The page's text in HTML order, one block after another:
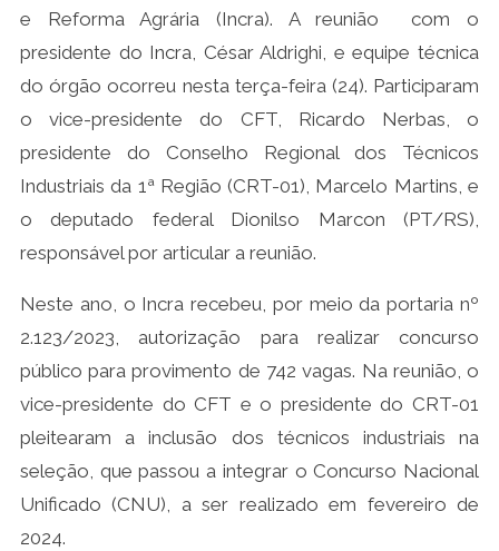
e Reforma Agrária (Incra). A reunião com o
presidente do Incra, César Aldrighi, e equipe técnica
do órgão ocorreu nesta terça-feira (24). Participaram
o vice-presidente do CFT, Ricardo Nerbas, o
presidente do Conselho Regional dos Técnicos
Industriais da 1ª Região (CRT-01), Marcelo Martins, e
o deputado federal Dionilso Marcon (PT/RS),
responsável por articular a reunião.
Neste ano, o Incra recebeu, por meio da portaria nº
2.123/2023, autorização para realizar concurso
público para provimento de 742 vagas. Na reunião, o
vice-presidente do CFT e o presidente do CRT-01
pleitearam a inclusão dos técnicos industriais na
seleção, que passou a integrar o Concurso Nacional
Unificado (CNU), a ser realizado em fevereiro de
2024.